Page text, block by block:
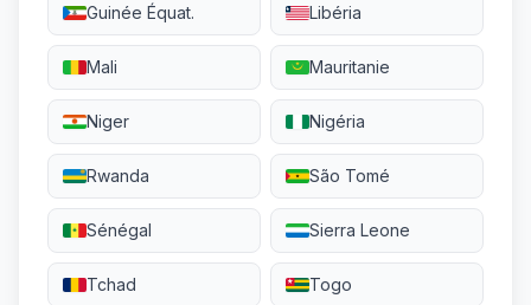
Guinée Équat. Libéria
Mali Mauritanie
Niger Nigéria
Rwanda São Tomé
Sénégal Sierra Leone
Tchad Togo